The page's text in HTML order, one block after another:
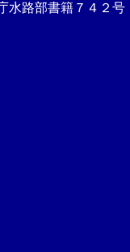
水路部書籍７４２